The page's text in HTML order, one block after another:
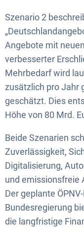
Szenario 2
Angebote mit
verbesserter
Mehrbedarf wird
zusätzlich pro Jahr
geschätzt. Dies
Höhe von 80 Mrd.
Beide Szenarien
Zuverlässigkeit,
Digitalisierung,
und emissionsfreie
Der geplante
Bundesregierung
die langfristige